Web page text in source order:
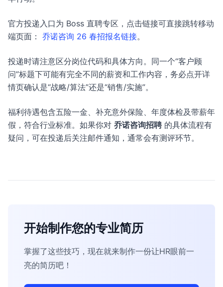
官方投递入口为 Boss 直聘专区，点击链接可直接跳转移动
端页面： 乔诺咨询 26 春招报名链接。
投递时请注意区分岗位代码和具体方向。同一个“客户顾
问”标题下可能有完全不同的薪资和工作内容，务必点开详
情页确认是“战略/算法”还是“销售/实施”。
福利待遇包含五险一金、补充意外保险、年度体检及带薪年
假，符合行业标准。如果你对 乔诺咨询招聘的具体流程有
疑问，可在投递后关注邮件通知，通常会有测评环节。
开始制作您的专业简历
掌握了这些技巧，现在就来制作一份让HR眼前一
亮的简历吧！